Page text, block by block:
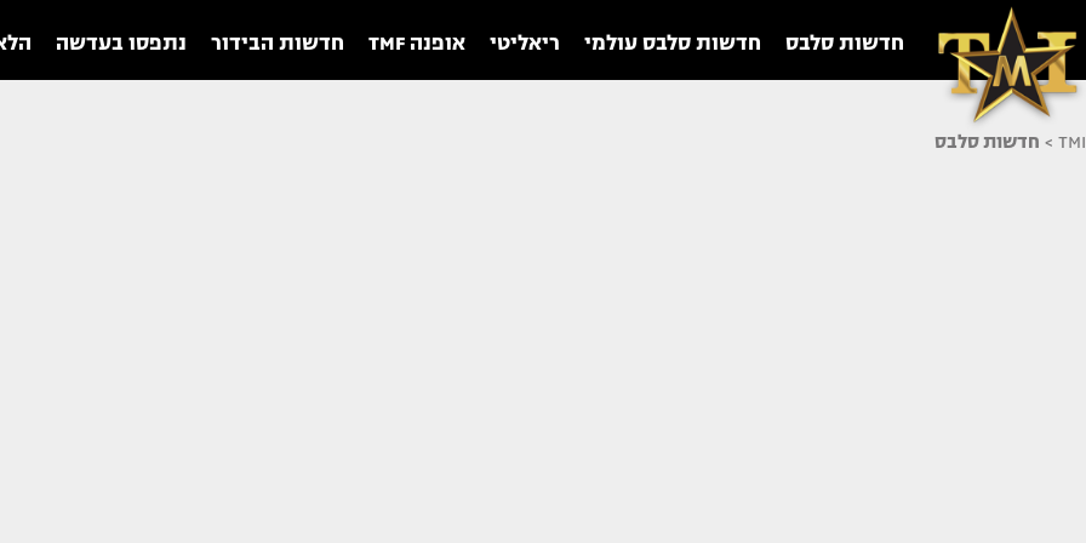
חדשות סלבס חדשות סלבס עולמי ריאליטי אופנה TMF חדשות הבידור נתפסו בעדשה
TMI
> חדשות סלבס